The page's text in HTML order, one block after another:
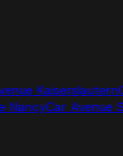
Kaiserslautern
NancyCar Avenue